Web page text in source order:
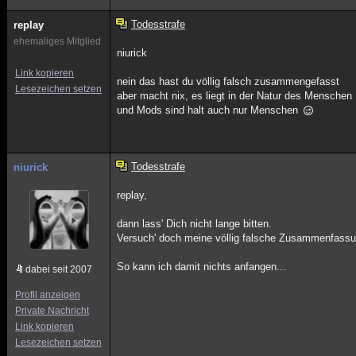
replay
ehemaliges Mitglied
Link kopieren
Lesezeichen setzen
Todesstrafe
niurick
nein das hast du völlig falsch zusammengefasst
aber macht nix, es liegt in der Natur des Menschen
und Mods sind halt auch nur Menschen
niurick
dabei seit 2007
Profil anzeigen
Private Nachricht
Link kopieren
Lesezeichen setzen
Todesstrafe
replay,
dann lass' Dich nicht lange bitten.
Versuch' doch meine völlig falsche
So kann ich damit nichts anfangen...